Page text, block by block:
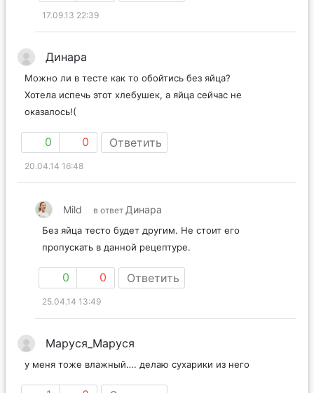
17.09.13 22:39
Динара
Можно ли в тесте как то обойтись без яйца?
Хотела испечь этот хлебушек, а яйца сейчас не
оказалось!(
0 0 Ответить
20.04.14 16:48
Mild в ответ Динара
Без яйца тесто будет другим. Не стоит его
пропускать в данной рецептуре.
0 0 Ответить
25.04.14 13:49
Маруся_Маруся
у меня тоже влажный…. делаю сухарики из него